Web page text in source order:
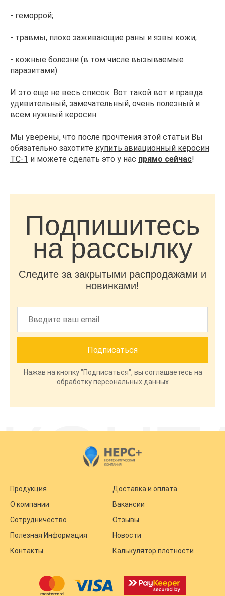
- геморрой;
- травмы, плохо заживающие раны и язвы кожи;
- кожные болезни (в том числе вызываемые
паразитами).
И это еще не весь список. Вот такой вот и правда
удивительный, замечательный, очень полезный и
всем нужный керосин.
Мы уверены, что после прочтения этой статьи Вы
обязательно захотите купить авиационный керосин
ТС-1 и можете сделать это у нас прямо сейчас!
Подпишитесь
на рассылку
Следите за закрытыми распродажами и
новинками!
Нажав на кнопку "Подписаться", вы соглашаетесь на
обработку персональных данных
Контакты
8 (495) 109 99 90
Продукция
Доставка и оплата
О компании
Вакансии
Сотрудничество
Отзывы
Полезная Информация
Новости
Контакты
Калькулятор плотности